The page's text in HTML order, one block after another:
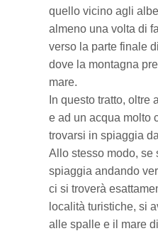
quello vicino agli
almeno una volta di
verso la parte finale
dove la montagna
mare.
In questo tratto, oltre
e ad un acqua molto
trovarsi in spiaggia
Allo stesso modo, se
spiaggia andando
ci si troverà
località turistiche, si
alle spalle e il mare